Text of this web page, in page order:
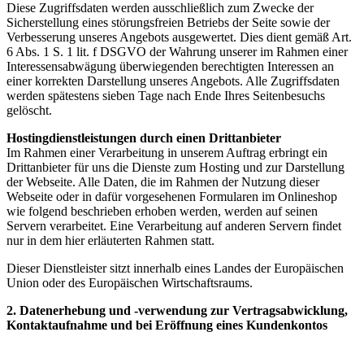
Diese Zugriffsdaten werden ausschließlich zum Zwecke der
Sicherstellung eines störungsfreien Betriebs der Seite sowie der
Verbesserung unseres Angebots ausgewertet. Dies dient gemäß Art.
6 Abs. 1 S. 1 lit. f DSGVO der Wahrung unserer im Rahmen einer
Interessensabwägung überwiegenden berechtigten Interessen an
einer korrekten Darstellung unseres Angebots. Alle Zugriffsdaten
werden spätestens sieben Tage nach Ende Ihres Seitenbesuchs
gelöscht.
Hostingdienstleistungen durch einen Drittanbieter
Im Rahmen einer Verarbeitung in unserem Auftrag erbringt ein
Drittanbieter für uns die Dienste zum Hosting und zur Darstellung
der Webseite. Alle Daten, die im Rahmen der Nutzung dieser
Webseite oder in dafür vorgesehenen Formularen im Onlineshop
wie folgend beschrieben erhoben werden, werden auf seinen
Servern verarbeitet. Eine Verarbeitung auf anderen Servern findet
nur in dem hier erläuterten Rahmen statt.
Dieser Dienstleister sitzt innerhalb eines Landes der Europäischen
Union oder des Europäischen Wirtschaftsraums.
2. Datenerhebung und -verwendung zur Vertragsabwicklung,
Kontaktaufnahme und bei Eröffnung eines Kundenkontos